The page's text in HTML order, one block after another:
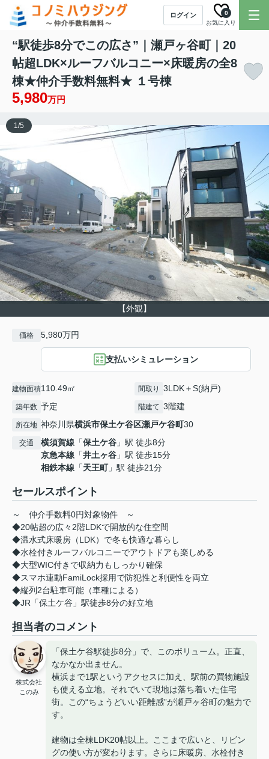
ログイン
お気に入り
0
“駅徒歩8分でこの広さ”｜瀬戸ヶ谷町｜20
帖超LDK×ルーフバルコニー×床暖房の全8
棟★仲介手数料無料★ １号棟
5,980万円
【外観】
1/5
価格 5,980万円
支払いシミュレーション
建物面積110.49㎡ 間取り 3LDK＋S(納戸)
築年数 予定 階建て 3階建
所在地 神奈川県横浜市保土ケ谷区瀬戸ケ谷町30
交通 横須賀線 「保土ケ谷 」駅 徒歩8分
京急本線 「井土ヶ谷 」駅 徒歩15分
相鉄本線 「天王町」駅 徒歩21分
セールスポイント
～ 仲介手数料0円対象物件 ～
◆20帖超の広々2階LDKで開放的な住空間
◆温水式床暖房（LDK）で冬も快適な暮らし
◆水栓付きルーフバルコニーでアウトドアも楽しめる
◆大型WIC付きで収納力もしっかり確保
◆スマホ連動FamiLock採用で防犯性と利便性を両立
◆縦列2台駐車可能（車種による）
◆JR「保土ケ谷」駅徒歩8分の好立地
担当者のコメント
株式会社
このみ
「保土ケ谷駅徒歩8分」で、このボリューム。正直、
なかなか出ません。
横浜まで1駅というアクセスに加え、駅前の買物施設
も使える立地。それでいて現地は落ち着いた住宅
街。この“ちょうどいい距離感”が瀬戸ヶ谷町の魅力で
す。
建物は全棟LDK20帖以上。ここまで広いと、リビン
グの使い方が変わります。さらに床暖房、水栓付き